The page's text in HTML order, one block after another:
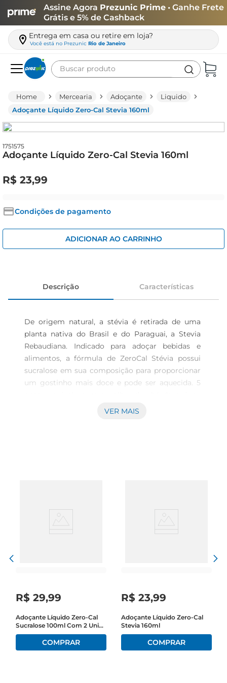
Assine Agora Prezunic Prime • Ganhe Frete
Grátis e 5% de Cashback
Entrega em casa ou retire em loja?
Você está no Prezunic Rio de Janeiro
Buscar produto
Mercearia Adoçante
Liquido
Adoçante Líquido Zero-Cal Stevia 160ml
1751575
Adoçante Líquido Zero-Cal Stevia 160ml
R$ 23,99
Condições de pagamento
ADICIONAR AO CARRINHO
Descrição Características
De origem natural, a stévia é retirada de uma
planta nativa do Brasil e do Paraguai, a Stevia
Rebaudiana. Indicado para adoçar bebidas e
alimentos, a fórmula de ZeroCal Stévia possui
sucralose em sua composição para proporcionar
um gostinho mais doce e pode ser aquecida. 5
Armazenar em temperatura ambiente e em local
VER MAIS
R$ 29,99
Adoçante Líquido Zero-Cal
Sucralose 100ml Com 2 Unid
50% Desconto 2 Unid
R$ 23,99
Adoçante Líquido Zero-Cal
Stevia 160ml
leite
queijo
azeite
arroz
iogurte